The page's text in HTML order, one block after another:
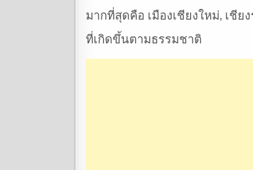
มากที่สุดคือ เมืองเชียงใหม่, เชี
ที่เกิดขึ้นตามธรรมชาติ